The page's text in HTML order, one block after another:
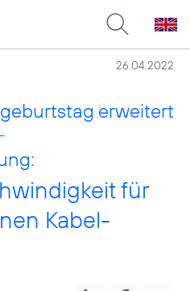
26.04.2022
erweitert
für
Kabel-